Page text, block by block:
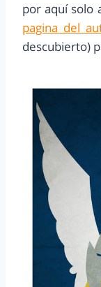
por aquí solo
pagina del
descubierto)